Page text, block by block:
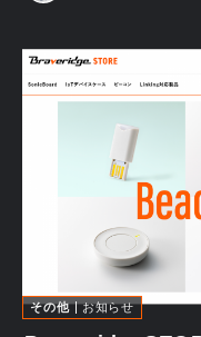
その他 お知らせ